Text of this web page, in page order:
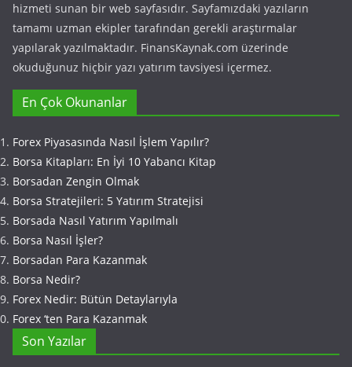
hizmeti sunan bir web sayfasıdır. Sayfamızdaki yazıların
tamamı uzman ekipler tarafından gerekli araştırmalar
yapılarak yazılmaktadır. FinansKaynak.com üzerinde
okuduğunuz hiçbir yazı yatırım tavsiyesi içermez.
En Çok Okunanlar
Forex Piyasasında Nasıl İşlem Yapılır?
Borsa Kitapları: En İyi 10 Yabancı Kitap
Borsadan Zengin Olmak
Borsa Stratejileri: 5 Yatırım Stratejisi
Borsada Nasıl Yatırım Yapılmalı
Borsa Nasıl İşler?
Borsadan Para Kazanmak
Borsa Nedir?
Forex Nedir: Bütün Detaylarıyla
Forex ‘ten Para Kazanmak
Son Yazılar